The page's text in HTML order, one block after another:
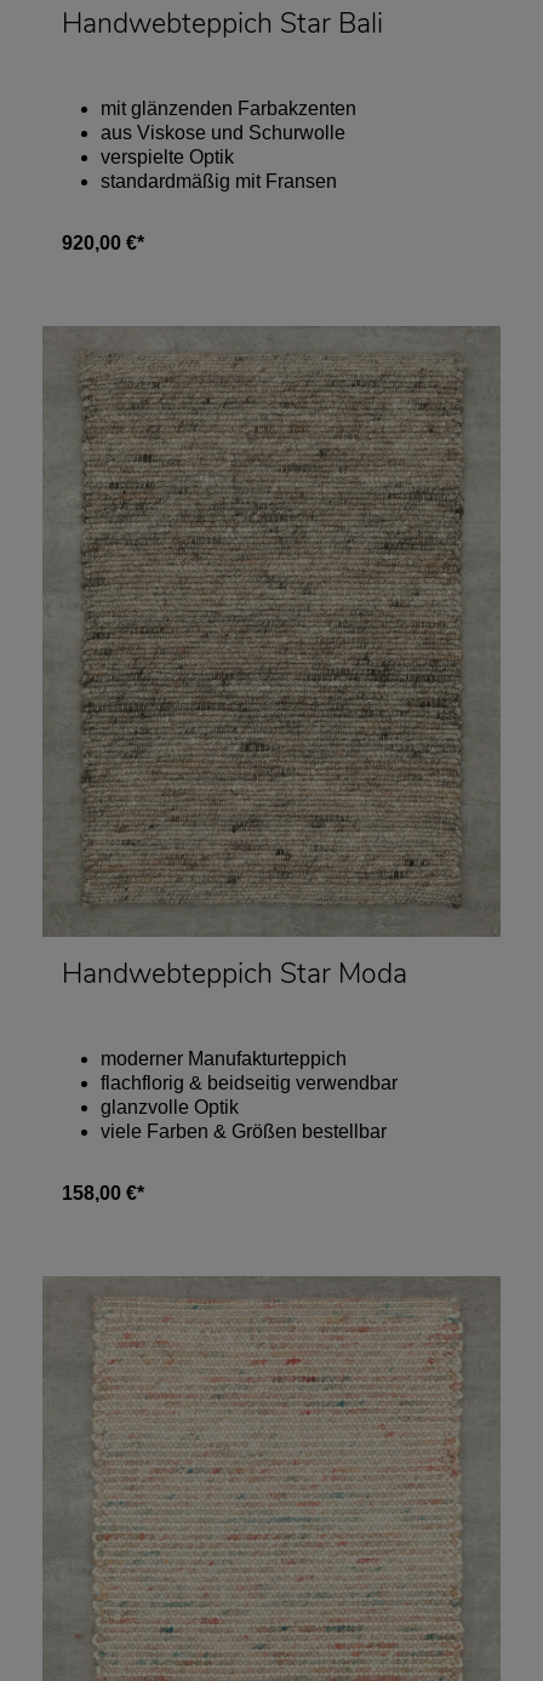
Handwebteppich Star Bali
mit glänzenden Farbakzenten
aus Viskose und Schurwolle
verspielte Optik
standardmäßig mit Fransen
920,00 €*
Handwebteppich Star Moda
moderner Manufakturteppich
flachflorig & beidseitig verwendbar
glanzvolle Optik
viele Farben & Größen bestellbar
158,00 €*